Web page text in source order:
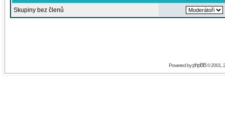
Skupiny bez členů
Powered byphpBB© 2001,